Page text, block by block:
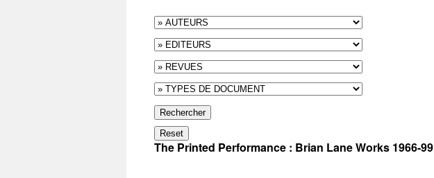
Rechercher
Reset
The Printed Performance : Brian Lane Works 1966-99